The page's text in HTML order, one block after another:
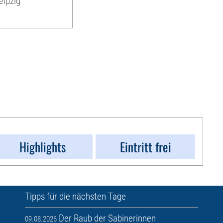
Highlights Eintritt frei
Tipps für die nächsten Tage
09.08.2026 Der Raub der Sabinerinnen